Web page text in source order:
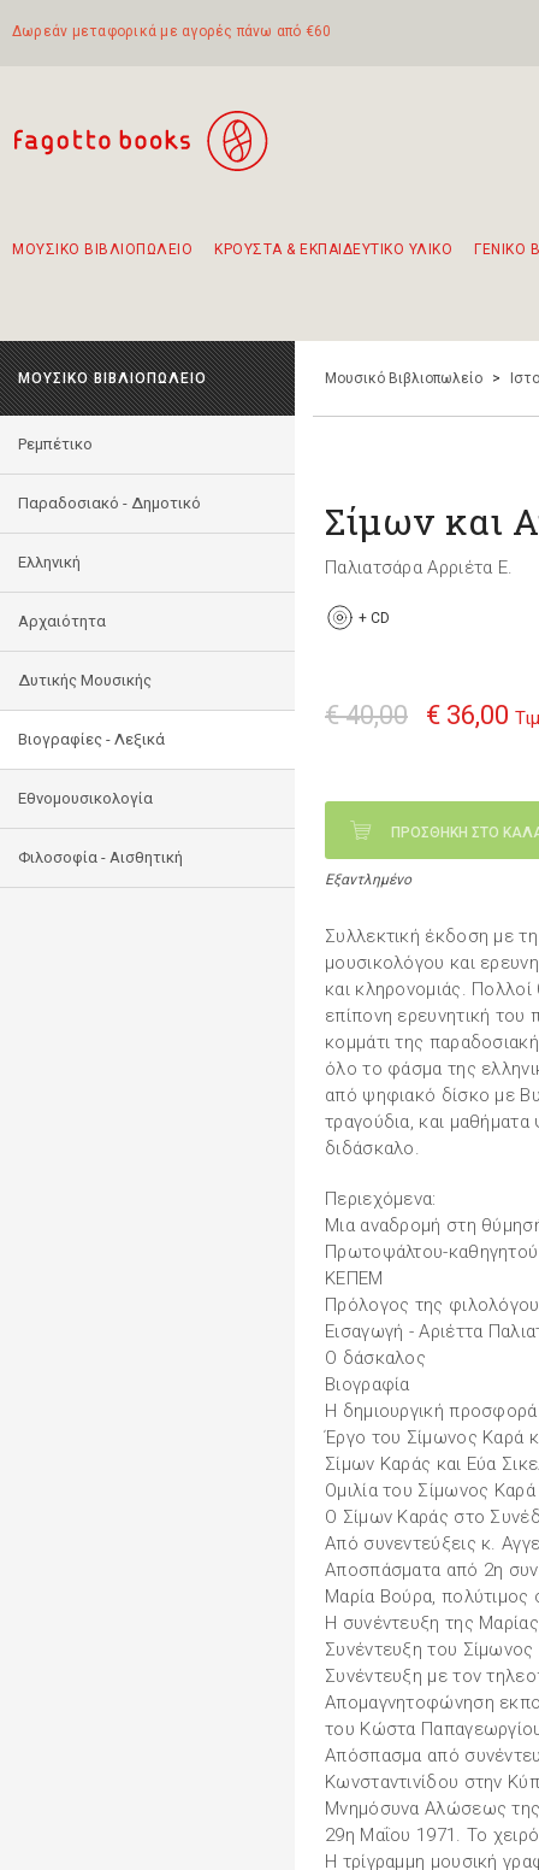
Δωρεάν μεταφορικά με αγορές πάνω από €60
ΜΟΥΣΙΚΟ ΒΙΒΛΙΟΠΩΛΕΙΟ ΚΡΟΥΣΤΑ & ΕΚΠΑΙΔΕΥΤΙΚΟ ΥΛΙΚΟ ΓΕΝΙΚΟ
ΜΟΥΣΙΚΟ ΒΙΒΛΙΟΠΩΛΕΙΟ
Ρεμπέτικο
Παραδοσιακό - Δημοτικό
Ελληνική
Αρχαιότητα
Δυτικής Μουσικής
Βιογραφίες - Λεξικά
Εθνομουσικολογία
Φιλοσοφία - Αισθητική
Μουσικό Βιβλιοπωλείο >
Σίμων και
Παλιατσάρα Αρριέτα Ε.
+ CD
€ 40,00 € 36,00
ΠΡΟΣΘΗΚΗ ΣΤΟ
Εξαντλημένο
Συλλεκτική έκδοση με
μουσικολόγου και
και κληρονομιάς.
επίπονη ερευνητική
κομμάτι της
όλο το φάσμα της
από ψηφιακό δίσκο με
τραγούδια, και
διδάσκαλο.
Περιεχόμενα:
Μια αναδρομή στη
Πρωτοψάλτου-
ΚΕΠΕΜ
Πρόλογος της
Εισαγωγή - Αριέττα
Ο δάσκαλος
Βιογραφία
Η δημιουργική
Έργο του Σίμωνος Καρά
Σίμων Καράς και Εύα
Ομιλία του Σίμωνος
Ο Σίμων Καράς στο
Από συνεντεύξεις κ.
Αποσπάσματα από 2η
Μαρία Βούρα, πολύτιμος
Η συνέντευξη της
Συνέντευξη του
Συνέντευξη με τον
Απομαγνητοφώνηση
του Κώστα
Απόσπασμα από
Κωνσταντινίδου στην
Μνημόσυνα Αλώσεως
29η Μαΐου 1971. Το
Η τρίγραμμη μουσική